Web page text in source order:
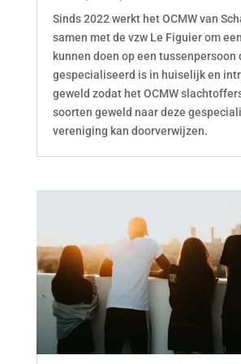
Sinds 2022 werkt het OCMW van
samen met de vzw Le Figuier om
kunnen doen op een tussenpersoon
gespecialiseerd is in huiselijk en
geweld zodat het OCMW
soorten geweld naar deze
vereniging kan doorverwijzen.